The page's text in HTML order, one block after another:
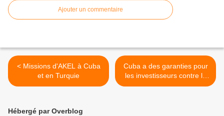
Ajouter un commentaire
< Missions d'AKEL à Cuba
et en Turquie
Cuba a des garanties pour
les investisseurs contre la
loi Helms-Burton >
Hébergé par Overblog